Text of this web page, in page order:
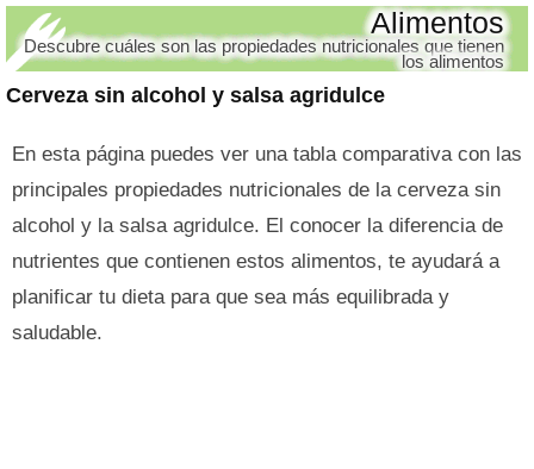
Cerveza sin alcohol y salsa agridulce
Alimentos
Descubre cuáles son las propiedades nutricionales que tienen
los alimentos
En esta página puedes ver una tabla comparativa con las
principales propiedades nutricionales de la cerveza sin
alcohol y la salsa agridulce. El conocer la diferencia de
nutrientes que contienen estos alimentos, te ayudará a
planificar tu dieta para que sea más equilibrada y
saludable.